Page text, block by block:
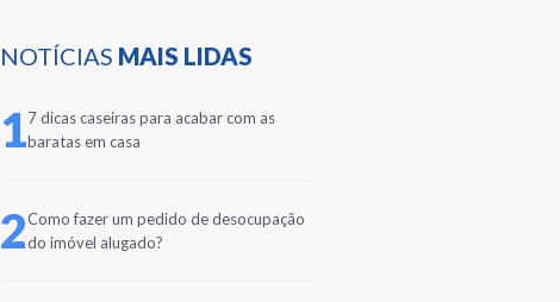
NOTÍCIAS MAIS LIDAS
17 dicas caseiras para acabar com as
baratas em casa
2Como fazer um pedido de desocupação
do imóvel alugado?